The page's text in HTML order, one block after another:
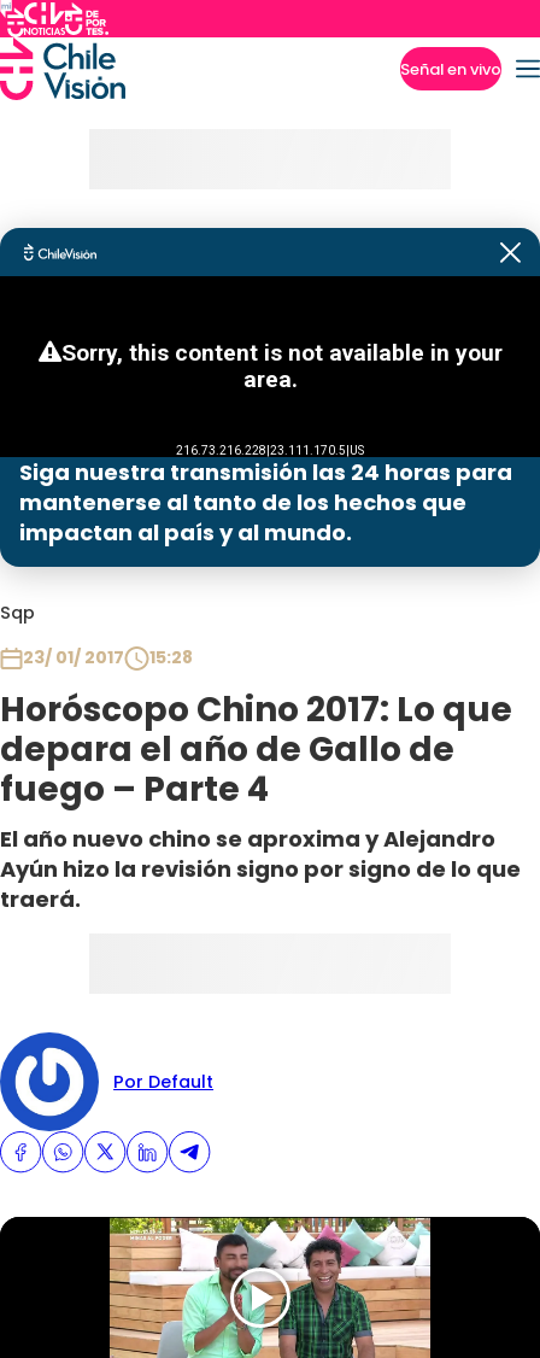
Señal en vivo
Siga nuestra transmisión las 24 horas para
mantenerse al tanto de los hechos que
impactan al país y al mundo.
Sqp
23/ 01/ 2017
15:28
Horóscopo Chino 2017: Lo que
depara el año de Gallo de
fuego – Parte 4
El año nuevo chino se aproxima y Alejandro
Ayún hizo la revisión signo por signo de lo que
traerá.
Por Default
Programas
Contigo en Directo
Plan Perfecto
El Tiempo
Sabingo
Todos Los Programas